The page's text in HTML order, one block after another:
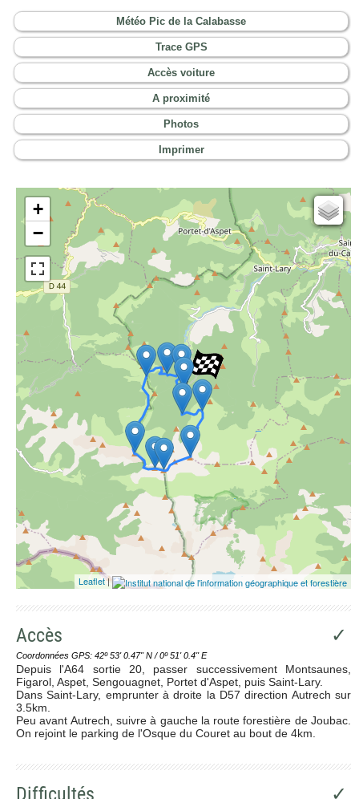
Météo Pic de la Calabasse
Trace GPS
Accès voiture
A proximité
Photos
Imprimer
+
−
Cartes IGN
Open Topo Map
Open Street Map
ESRI Word Imagery
Photographies aériennes
Leaflet|
Accès ✓
Coordonnées GPS: 42º 53' 0.47'' N / 0º 51' 0.4'' E
Depuis l'A64 sortie 20, passer successivement Montsaunes,
Figarol, Aspet, Sengouagnet, Portet d'Aspet, puis Saint-Lary.
Dans Saint-Lary, emprunter à droite la D57 direction Autrech sur
3.5km.
Peu avant Autrech, suivre à gauche la route forestière de Joubac.
On rejoint le parking de l'Osque du Couret au bout de 4km.
Difficultés ✓